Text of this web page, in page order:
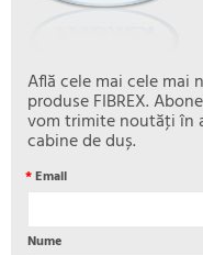
Află cele mai cele mai
produse FIBREX.
vom trimite noutăţi în
cabine de duș.
*Email
Nume